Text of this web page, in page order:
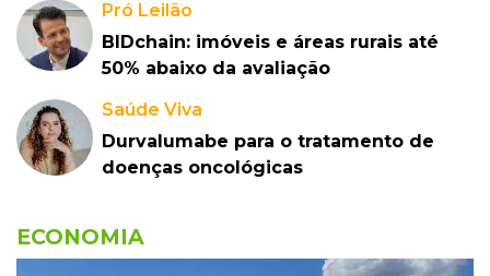
Pró Leilão
BIDchain: imóveis e áreas rurais até
50% abaixo da avaliação
Saúde Viva
Durvalumabe para o tratamento de
doenças oncológicas
ECONOMIA